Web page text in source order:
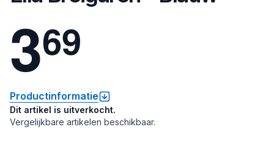
369
Productinformatie
Dit artikel is uitverkocht.
Vergelijkbare artikelen beschikbaar.